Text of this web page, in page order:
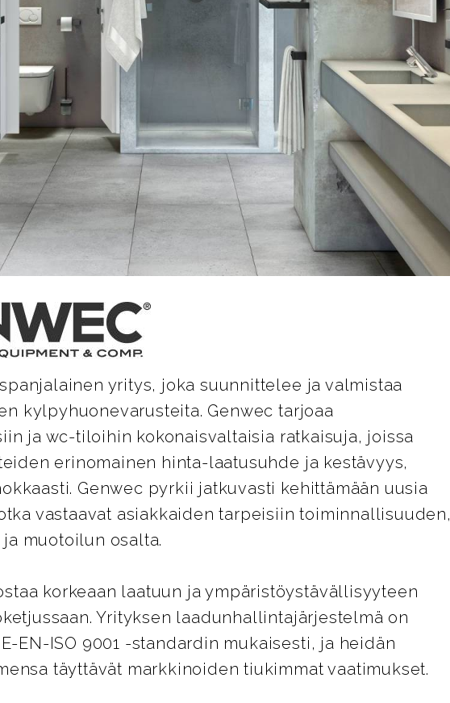
yritys, joka suunnittelee ja valmistaa
kylpyhuonevarusteita. Genwec tarjoaa
ja wc-tiloihin kokonaisvaltaisia ratkaisuja, joissa
erinomainen hinta-laatusuhde ja kestävyys,
Genwec pyrkii jatkuvasti kehittämään uusia
vastaavat asiakkaiden tarpeisiin toiminnallisuuden,
muotoilun osalta.
korkeaan laatuun ja ympäristöystävällisyyteen
Yrityksen laadunhallintajärjestelmä on
EN-ISO 9001 -standardin mukaisesti, ja heidän
täyttävät markkinoiden tiukimmat vaatimukset.